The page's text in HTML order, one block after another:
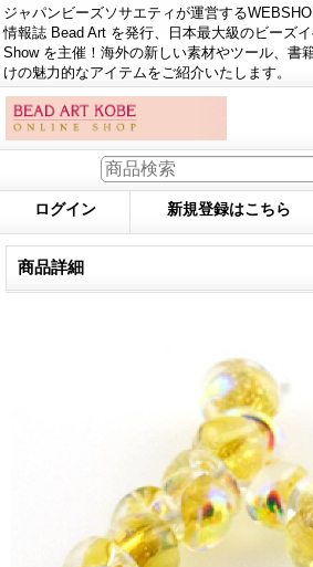
ジャパンビーズソサエティが運営する
情報誌 Bead Art を発行、日本最大級のビーズ
Show を主催！海外の新しい素材やツール、書
けの魅力的なアイテムをご紹介いたします。
ログイン 新規登録はこちら
商品詳細